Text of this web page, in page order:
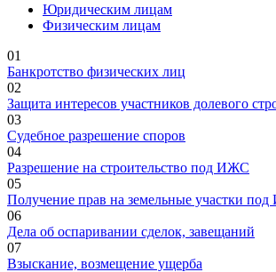
Юридическим лицам
Физическим лицам
01
Банкротство физических лиц
02
Защита интересов участников долевого
03
Судебное разрешение споров
04
Разрешение на строительство под ИЖС
05
Получение прав на земельные участки
06
Дела об оспаривании сделок, завещаний
07
Взыскание, возмещение ущерба